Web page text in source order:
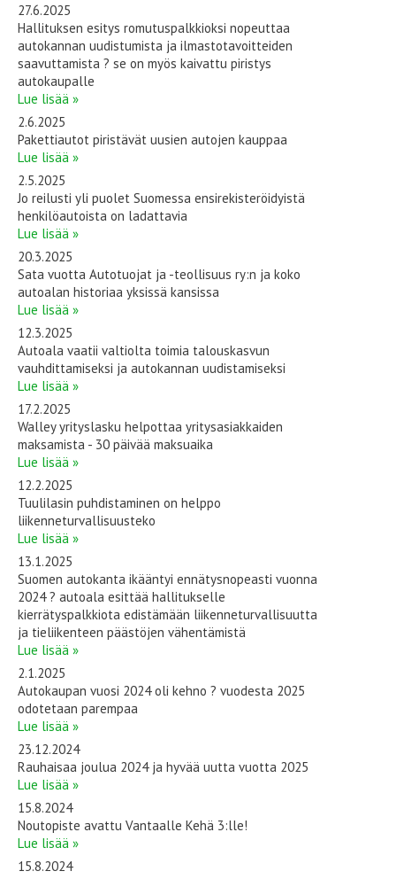
27.6.2025
Hallituksen esitys romutuspalkkioksi nopeuttaa
autokannan uudistumista ja ilmastotavoitteiden
saavuttamista ? se on myös kaivattu piristys
autokaupalle
Lue lisää »
2.6.2025
Pakettiautot piristävät uusien autojen kauppaa
Lue lisää »
2.5.2025
Jo reilusti yli puolet Suomessa ensirekisteröidyistä
henkilöautoista on ladattavia
Lue lisää »
20.3.2025
Sata vuotta Autotuojat ja -teollisuus ry:n ja koko
autoalan historiaa yksissä kansissa
Lue lisää »
12.3.2025
Autoala vaatii valtiolta toimia talouskasvun
vauhdittamiseksi ja autokannan uudistamiseksi
Lue lisää »
17.2.2025
Walley yrityslasku helpottaa yritysasiakkaiden
maksamista - 30 päivää maksuaika
Lue lisää »
12.2.2025
Tuulilasin puhdistaminen on helppo
liikenneturvallisuusteko
Lue lisää »
13.1.2025
Suomen autokanta ikääntyi ennätysnopeasti vuonna
2024 ? autoala esittää hallitukselle
kierrätyspalkkiota edistämään liikenneturvallisuutta
ja tieliikenteen päästöjen vähentämistä
Lue lisää »
2.1.2025
Autokaupan vuosi 2024 oli kehno ? vuodesta 2025
odotetaan parempaa
Lue lisää »
23.12.2024
Rauhaisaa joulua 2024 ja hyvää uutta vuotta 2025
Lue lisää »
15.8.2024
Noutopiste avattu Vantaalle Kehä 3:lle!
Lue lisää »
15.8.2024